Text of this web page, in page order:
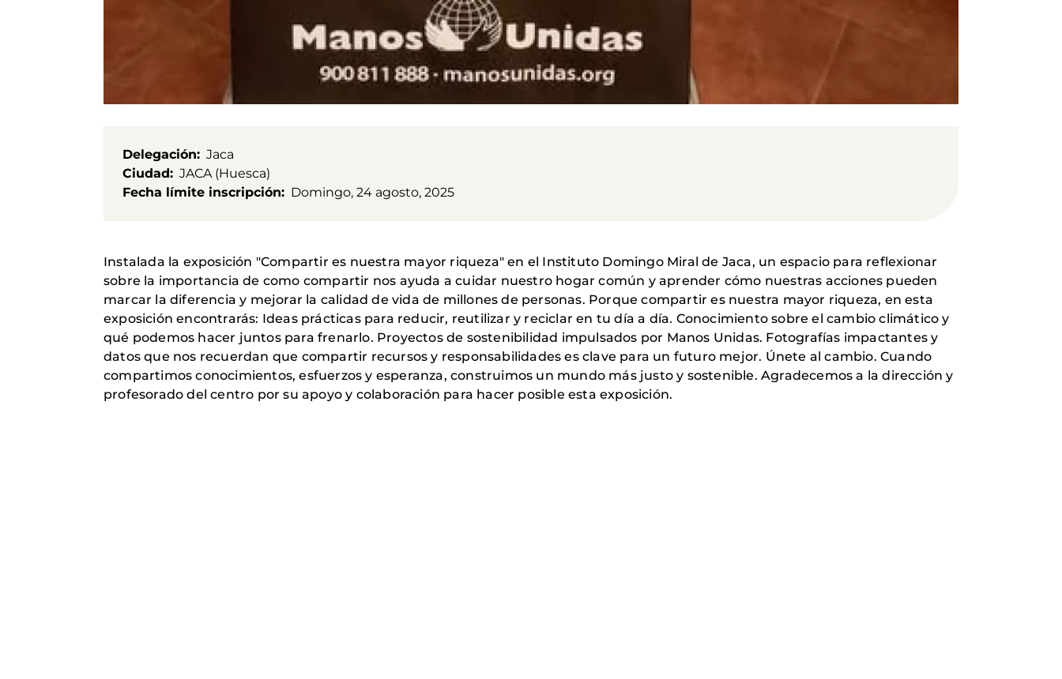
Delegación
Jaca
Ciudad
JACA (Huesca)
Fecha límite inscripción
Domingo, 24 agosto, 2025
Instalada la exposición "Compartir es nuestra mayor riqueza" en el Instituto Domingo Miral de Jaca, un espacio para reflexionar
sobre la importancia de como compartir nos ayuda a cuidar nuestro hogar común y aprender cómo nuestras acciones pueden
marcar la diferencia y mejorar la calidad de vida de millones de personas. Porque compartir es nuestra mayor riqueza, en esta
exposición encontrarás: Ideas prácticas para reducir, reutilizar y reciclar en tu día a día. Conocimiento sobre el cambio climático y
qué podemos hacer juntos para frenarlo. Proyectos de sostenibilidad impulsados por Manos Unidas. Fotografías impactantes y
datos que nos recuerdan que compartir recursos y responsabilidades es clave para un futuro mejor. Únete al cambio. Cuando
compartimos conocimientos, esfuerzos y esperanza, construimos un mundo más justo y sostenible. Agradecemos a la dirección y
profesorado del centro por su apoyo y colaboración para hacer posible esta exposición.